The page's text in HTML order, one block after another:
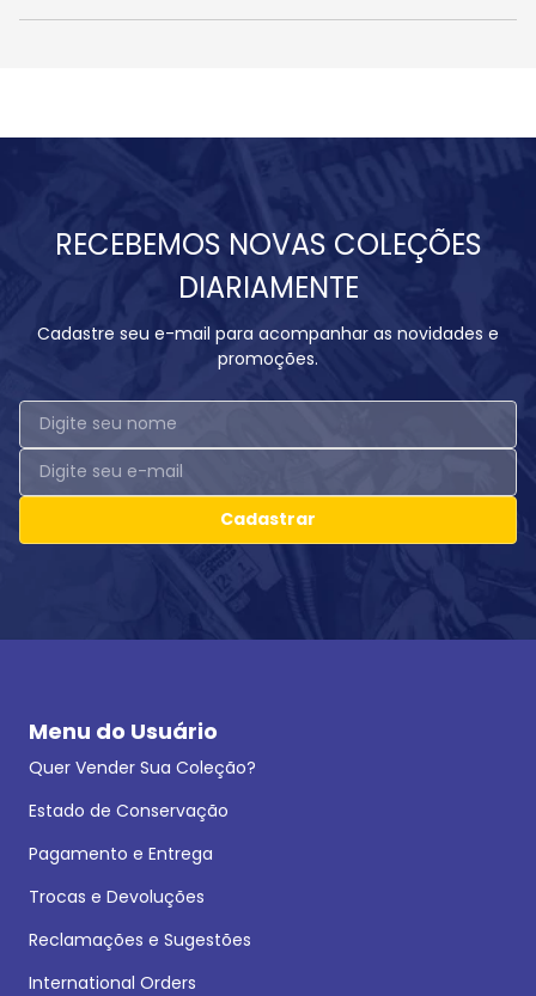
RECEBEMOS NOVAS COLEÇÕES
DIARIAMENTE
Cadastre seu e-mail para acompanhar as novidades e
promoções.
Cadastrar
Menu do Usuário
Quer Vender Sua Coleção?
Estado de Conservação
Pagamento e Entrega
Trocas e Devoluções
Reclamações e Sugestões
International Orders